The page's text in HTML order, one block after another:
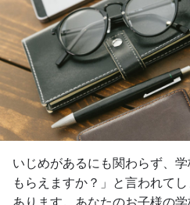
いじめがあるにも関わらず、
もらえますか？」と言われて